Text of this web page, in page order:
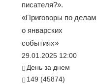
писателя?».
«Приговоры по делам
о январских
событиях»
29.01.2025 12:00
День за днем
149 (45874)